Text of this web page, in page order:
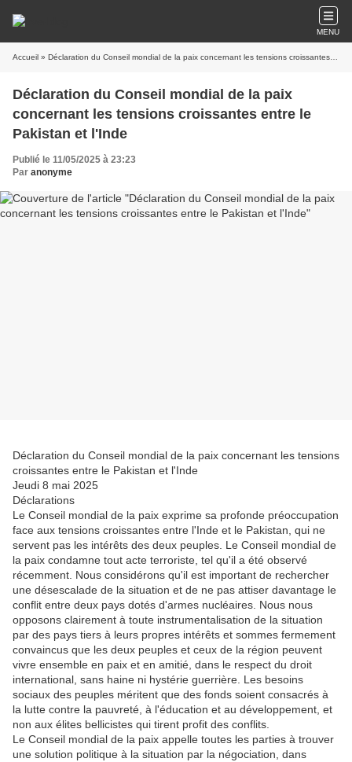
MENU
Accueil » Déclaration du Conseil mondial de la paix concernant les tensions croissantes entre le Pakistan et l'Inde
Déclaration du Conseil mondial de la paix
concernant les tensions croissantes entre le
Pakistan et l'Inde
Publié le 11/05/2025 à 23:23
Par anonyme
Déclaration du Conseil mondial de la paix concernant les tensions
croissantes entre le Pakistan et l'Inde
Jeudi 8 mai 2025
Déclarations
Le Conseil mondial de la paix exprime sa profonde préoccupation
face aux tensions croissantes entre l'Inde et le Pakistan, qui ne
servent pas les intérêts des deux peuples. Le Conseil mondial de
la paix condamne tout acte terroriste, tel qu'il a été observé
récemment. Nous considérons qu'il est important de rechercher
une désescalade de la situation et de ne pas attiser davantage le
conflit entre deux pays dotés d'armes nucléaires. Nous nous
opposons clairement à toute instrumentalisation de la situation
par des pays tiers à leurs propres intérêts et sommes fermement
convaincus que les deux peuples et ceux de la région peuvent
vivre ensemble en paix et en amitié, dans le respect du droit
international, sans haine ni hystérie guerrière. Les besoins
sociaux des peuples méritent que des fonds soient consacrés à
la lutte contre la pauvreté, à l'éducation et au développement, et
non aux élites bellicistes qui tirent profit des conflits.
Le Conseil mondial de la paix appelle toutes les parties à trouver
une solution politique à la situation par la négociation, dans